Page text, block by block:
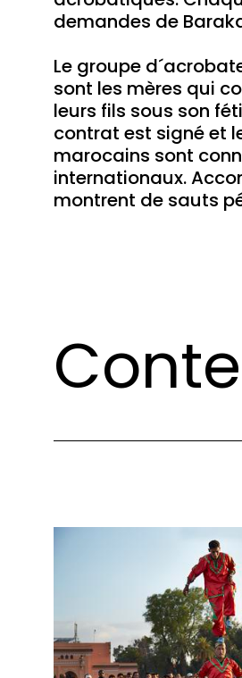
demandes de
Le groupe
sont les mères qui
leurs fils sous son
contrat est signé et
marocains sont
internationaux.
montrent de sauts